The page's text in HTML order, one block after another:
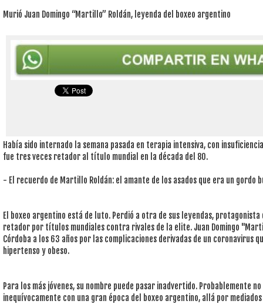
Murió Juan Domingo “Martillo” Roldán, leyenda del boxeo argentino
Había sido internado la semana pasada en terapia intensiva, con
fue tres veces retador al título mundial en la década del 80.
- El recuerdo de Martillo Roldán: el amante de los asados que era un gordo
El boxeo argentino está de luto. Perdió a otra de sus leyendas,
retador por títulos mundiales contra rivales de la elite. Juan Domingo
Córdoba a los 63 años por las complicaciones derivadas de un coronavirus
hipertenso y obeso.
Para los más jóvenes, su nombre puede pasar inadvertido. Probablemente
inequívocamente con una gran época del boxeo argentino, allá por